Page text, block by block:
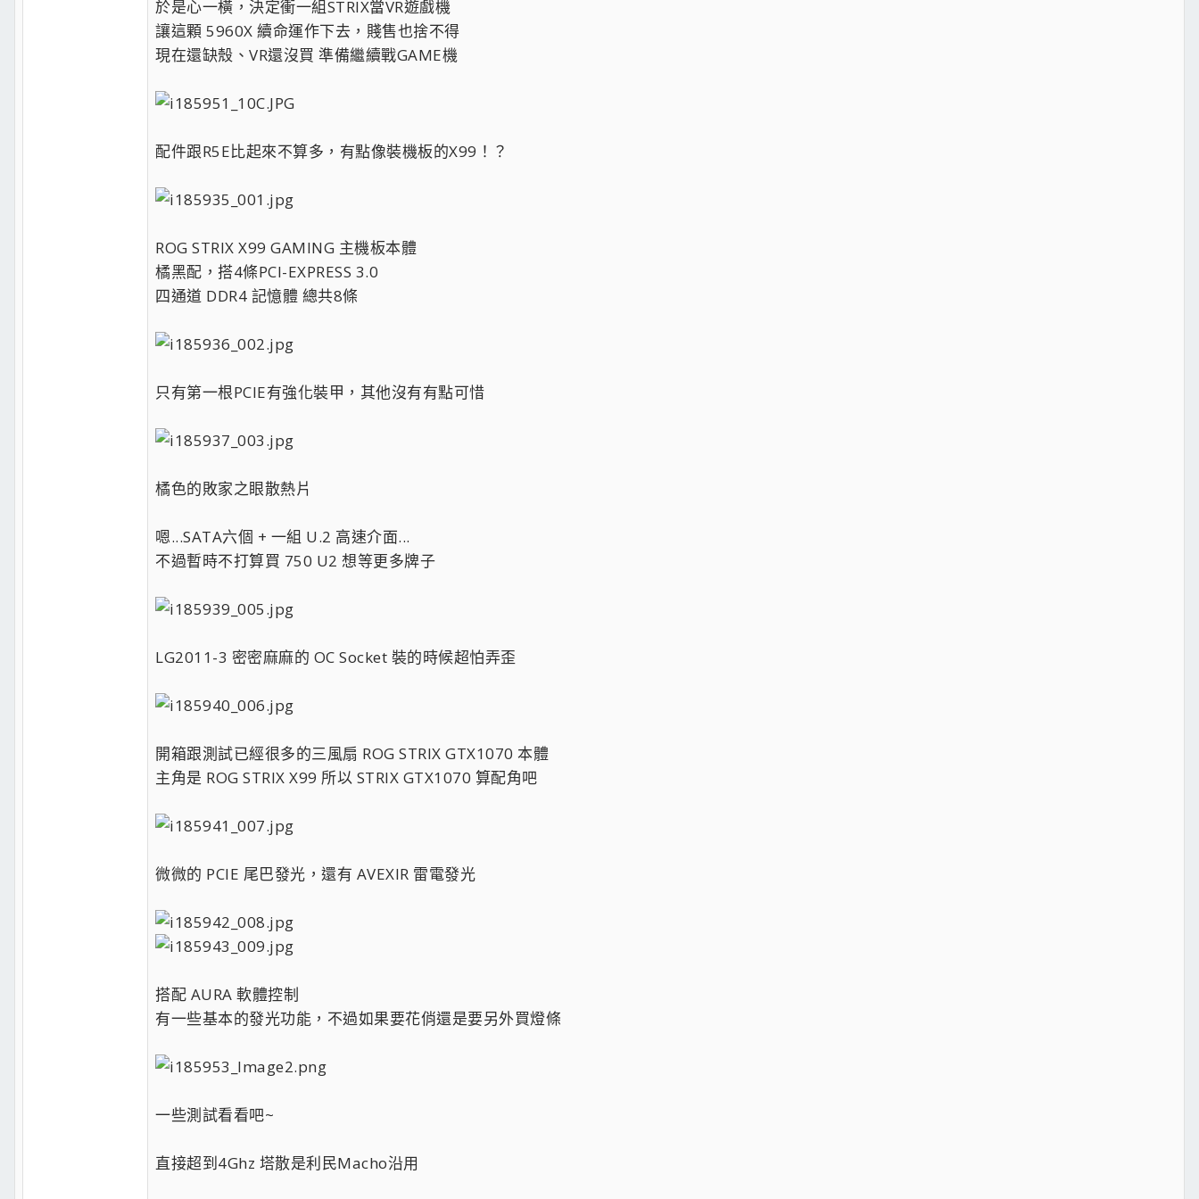
於是心一橫，決定衝一組STRIX當VR遊戲機
讓這顆 5960X 續命運作下去，賤售也捨不得
現在還缺殼、VR還沒買 準備繼續戰GAME機
配件跟R5E比起來不算多，有點像裝機板的X99！？
ROG STRIX X99 GAMING 主機板本體
橘黑配，搭4條PCI-EXPRESS 3.0
四通道 DDR4 記憶體 總共8條
只有第一根PCIE有強化裝甲，其他沒有有點可惜
橘色的敗家之眼散熱片
嗯...SATA六個 + 一組 U.2 高速介面...
不過暫時不打算買 750 U2 想等更多牌子
LG2011-3 密密麻麻的 OC Socket 裝的時候超怕弄歪
開箱跟測試已經很多的三風扇 ROG STRIX GTX1070 本體
主角是 ROG STRIX X99 所以 STRIX GTX1070 算配角吧
微微的 PCIE 尾巴發光，還有 AVEXIR 雷電發光
搭配 AURA 軟體控制
有一些基本的發光功能，不過如果要花俏還是要另外買燈條
一些測試看看吧~
直接超到4Ghz 塔散是利民Macho沿用